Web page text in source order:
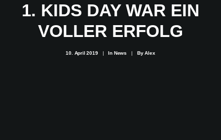
VFL BENSHEIM
1. KIDS DAY WAR EIN
VOLLER ERFOLG
10. April 2019 | In News | ByAlex